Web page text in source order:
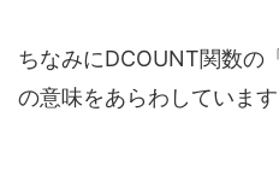
ちなみにDCOUNT関数の
の意味をあらわしています